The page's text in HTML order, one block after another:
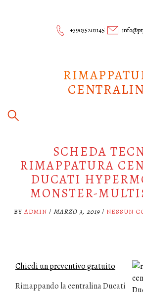
+39035201145
SCHEDA
RIMAPPATURA
DUCATI
MONSTER-
BY ADMIN / MARZO 3, 2019/ NESSUN
Chiedi un preventivo gratuito
Rimappando la centralina Ducati